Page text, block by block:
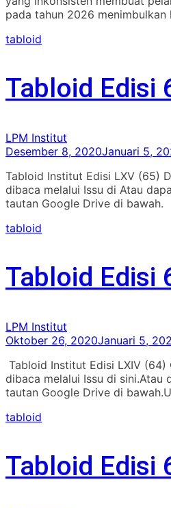
pada tahun 2026 menimbulkan
tabloid
Tabloid Edisi
LPM Institut
Desember 8, 2020Januari 5,
Tabloid Institut Edisi LXV (65)
dibaca melalui Issu di Atau
tautan Google Drive di bawah.
tabloid
Tabloid Edisi
LPM Institut
Oktober 26, 2020Januari 5,
Tabloid Institut Edisi LXIV
dibaca melalui Issu di sini.Atau
tautan Google Drive di
tabloid
Tabloid Edisi